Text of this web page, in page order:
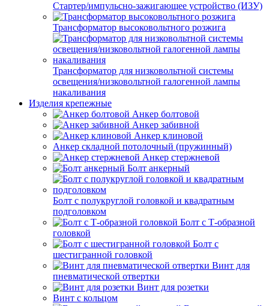
Стартер/импульсно-зажигающее устройство (ИЗУ)
Трансформатор высоковольтного розжига
Трансформатор для низковольтной системы
освещения/низковольтной галогенной лампы
накаливания
Изделия крепежные
Анкер болтовой
Анкер забивной
Анкер клиновой
Анкер складной потолочный (пружинный)
Анкер стержневой
Болт анкерный
Болт с полукруглой головкой и квадратным
подголовком
Болт с Т-образной
головкой
Болт с
шестигранной головкой
Винт для
пневматической отвертки
Винт для розетки
Винт с кольцом